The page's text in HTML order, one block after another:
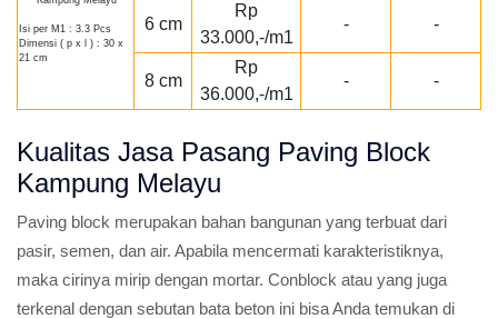
Isi per M1 : 3.3 Pcs
Dimensi ( p x l ) : 30 x
21 cm
6 cm
Rp
33.000,-/m1
- -
8 cm
Rp
36.000,-/m1
- -
Kualitas Jasa Pasang Paving Block
Kampung Melayu
Paving block merupakan bahan bangunan yang terbuat dari
pasir, semen, dan air. Apabila mencermati karakteristiknya,
maka cirinya mirip dengan mortar. Conblock atau yang juga
terkenal dengan sebutan bata beton ini bisa Anda temukan di